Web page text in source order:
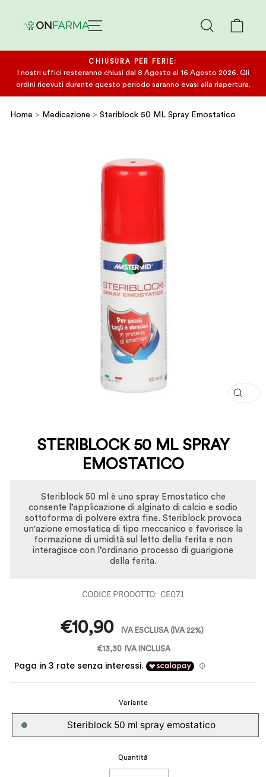
CERCA
CHIUSURA PER FERIE:
I nostri uffici resteranno chiusi dal 8 Agosto al 16 Agosto 2026. Gli
ordini ricevuti durante questo periodo saranno evasi alla riapertura.
Home > Medicazione > Steriblock 50 ML Spray Emostatico
STERIBLOCK 50 ML SPRAY
EMOSTATICO
Steriblock 50 ml è uno spray Emostatico che
consente l’applicazione di alginato di calcio e sodio
sottoforma di polvere extra fine. Steriblock provoca
un'azione emostatica di tipo meccanico e favorisce la
formazione di umidità sul letto della ferita e non
interagisce con l’ordinario processo di guarigione
della ferita.
CE071
€10,90 IVA ESCLUSA (IVA 22%)
€13,30 IVA INCLUSA
Variante
Steriblock 50 ml spray emostatico
Quantità